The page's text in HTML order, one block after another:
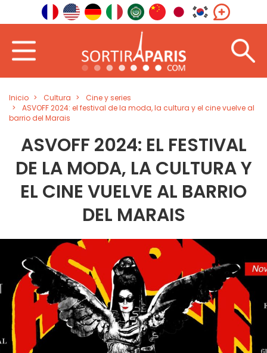
Inicio Cultura
Cine y series
ASVOFF 2024: el festival de la moda, la cultura y el cine vuelve al
barrio del Marais
ASVOFF 2024: EL FESTIVAL
DE LA MODA, LA CULTURA Y
EL CINE VUELVE AL BARRIO
DEL MARAIS